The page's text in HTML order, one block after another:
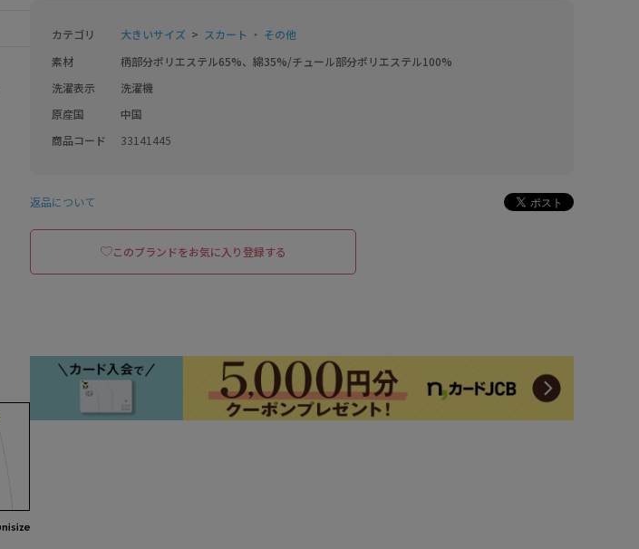
カテゴリ 大きいサイズ
スカート ・ その他
素材
柄部分ポリエステル65%、綿35%/チュール部分ポリエステル100%
洗濯表示
洗濯機
原産国
中国
商品コード
33141445
返品について
このブランドをお気に入り登録する